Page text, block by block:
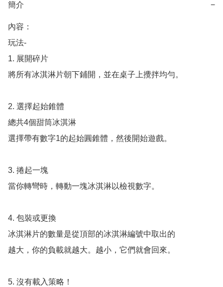
簡介 −
內容：
玩法-
1. 展開碎片
將所有冰淇淋片朝下鋪開，並在桌子上攪拌均勻。
2. 選擇起始錐體
總共4個甜筒冰淇淋
選擇帶有數字1的起始圓錐體，然後開始遊戲。
3. 捲起一塊
當你轉彎時，轉動一塊冰淇淋以檢視數字。
4. 包裝或更換
冰淇淋片的數量是從頂部的冰淇淋編號中取出的
越大，你的負載就越大。越小，它們就會回來。
5. 沒有載入策略！